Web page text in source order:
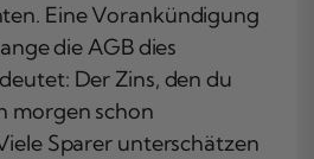
Eine Vorankündigung
die AGB dies
Der Zins, den du
morgen schon
Sparer unterschätzen